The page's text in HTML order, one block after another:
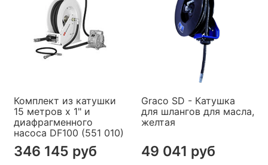
Комплект из катушки
15 метров х 1" и
диафрагменного
насоса DF100 (551 010)
346 145 руб
Graco SD - Катушка
для шлангов для масла,
желтая
49 041 руб